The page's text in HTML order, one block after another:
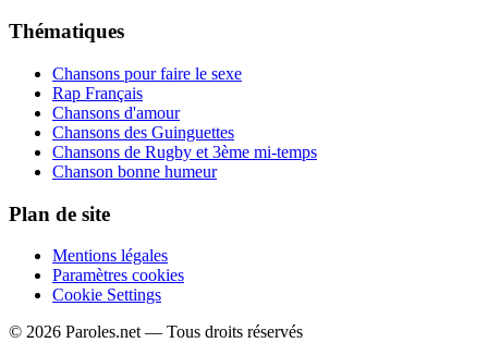
Thématiques
Chansons pour faire le sexe
Rap Français
Chansons d'amour
Chansons des Guinguettes
Chansons de Rugby et 3ème mi-temps
Chanson bonne humeur
Plan de site
Mentions légales
Paramètres cookies
Cookie Settings
© 2026 Paroles.net — Tous droits réservés